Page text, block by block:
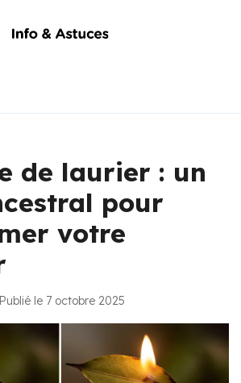
de laurier : un
pour
votre
Publié le 7 octobre 2025